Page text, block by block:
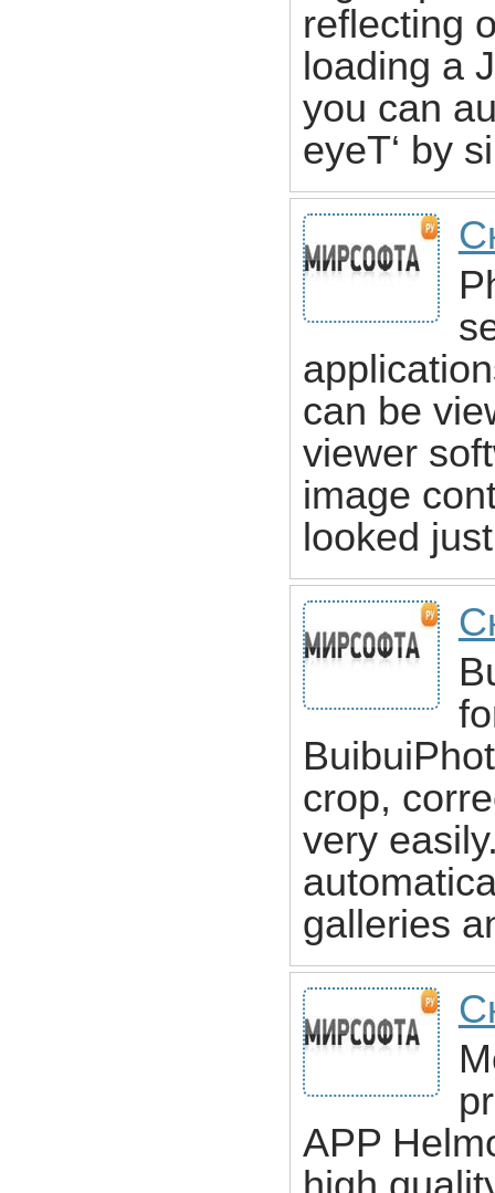
reflecting
loading a
you can
eyeТ‘ by
can be
viewer
image
looked
crop,
very
galleries
APP